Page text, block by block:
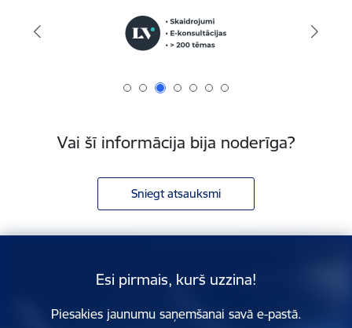
Vai šī informācija bija noderīga?
Sniegt atsauksmi
Esi pirmais, kurš uzzina!
Piesakies jaunumu saņemšanai savā e-pastā.